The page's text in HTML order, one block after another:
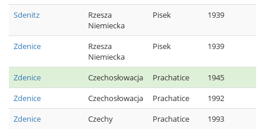
Sdenitz
Rzesza
Niemiecka
Pisek 1939
Zdenice
Rzesza
Niemiecka
Pisek 1939
Zdenice Czechosłowacja Prachatice
1945
Zdenice
Czechosłowacja Prachatice
1992
Zdenice
Czechy Prachatice 1993